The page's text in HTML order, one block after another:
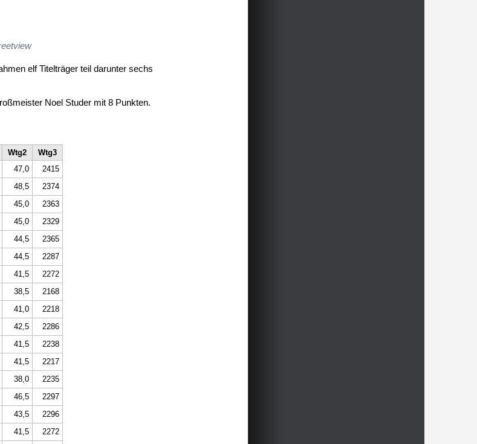
elf Titelträger teil darunter sechs
Noel Studer mit 8 Punkten.
Wtg2
Wtg3
47,0
2415
48,5
2374
45,0
2363
45,0
2329
44,5
2365
44,5
2287
41,5
2272
38,5
2168
41,0
2218
42,5
2286
41,5
2238
41,5
2217
38,0
2235
46,5
2297
43,5
2296
41,5
2272